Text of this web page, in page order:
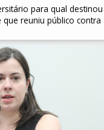
para qual destinou
reuniu público contra